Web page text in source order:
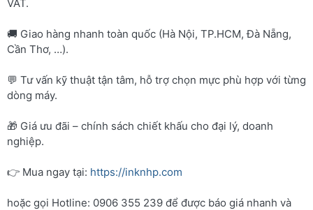
VAT.
🚚 Giao hàng nhanh toàn quốc (Hà Nội, TP.HCM, Đà Nẵng,
Cần Thơ, …).
💬 Tư vấn kỹ thuật tận tâm, hỗ trợ chọn mực phù hợp với từng
dòng máy.
🎁 Giá ưu đãi – chính sách chiết khấu cho đại lý, doanh
nghiệp.
👉 Mua ngay tại: https://inknhp.com
hoặc gọi Hotline: 0906 355 239 để được báo giá nhanh và